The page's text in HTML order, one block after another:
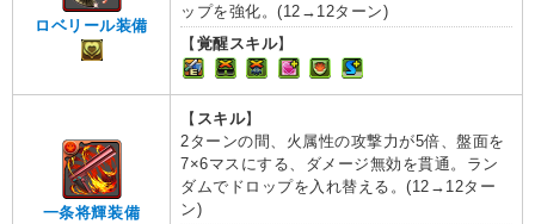
ロベリール装備
ップを強化。(12→12ターン)
【覚醒スキル】
一条将輝装備
【 スキル】
2ターンの間、火属性の攻撃力が5倍、盤面を
7×6マスにする、ダメージ無効を貫通。ラン
ダムでドロップを入れ替える。(12→12ター
ン)